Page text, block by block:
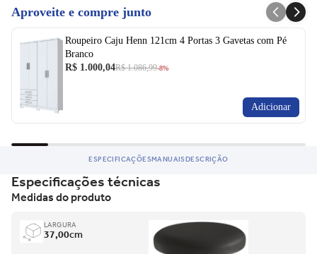
Aproveite e compre junto
Roupeiro Caju Henn 121cm 4 Portas 3 Gavetas com Pé
Branco
R$ 1.000,04R$ 1.086,99-8%
Adicionar
ESPECIFICAÇÕESMANUAISDESCRIÇÃO
Especificações técnicas
Medidas do produto
LARGURA
37,00cm